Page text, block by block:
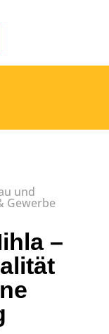
und
Gewerbe
–